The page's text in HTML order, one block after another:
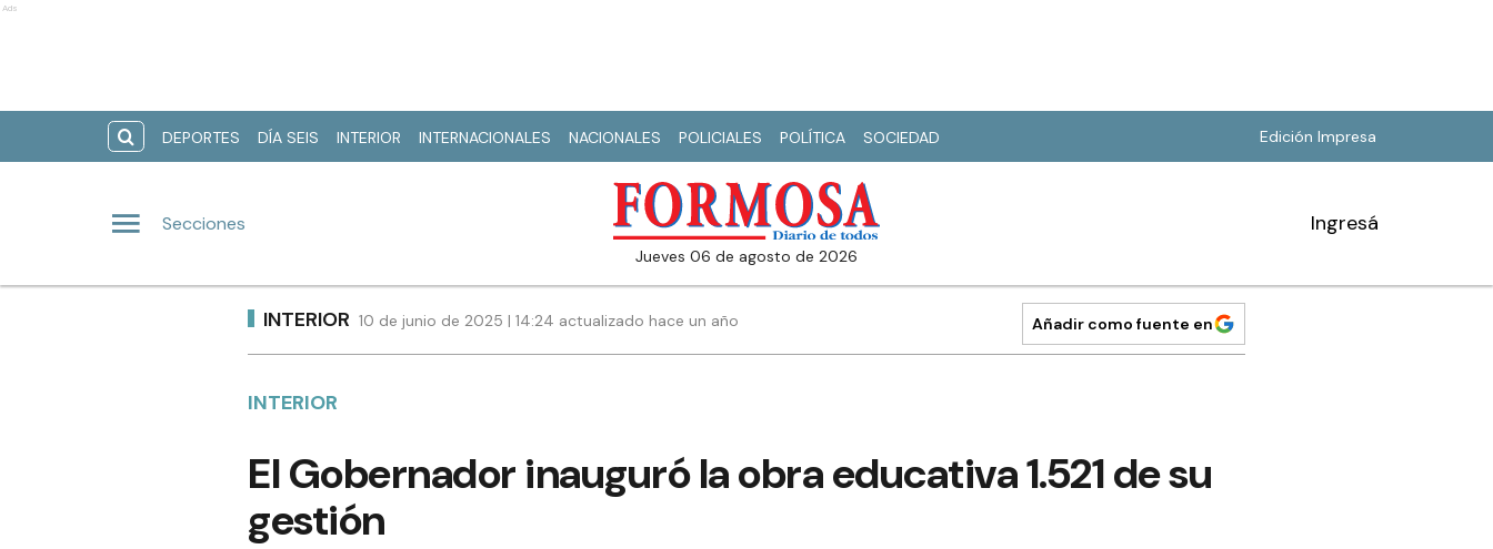
Ads
DEPORTES DÍA SEIS INTERIOR INTERNACIONALES NACIONALES POLICIALES POLÍTICA SOCIEDAD Edición Impresa
Secciones
jueves 06 de agosto de 2026
Ingresá
INTERIOR 10 de junio de 2025 | 14:24 actualizado hace un año Añadir como fuente en
INTERIOR
El Gobernador inauguró la obra educativa 1.521 de su
gestión